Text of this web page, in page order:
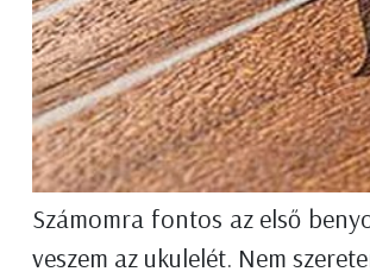
Számomra fontos az első
veszem az ukulelét. Nem